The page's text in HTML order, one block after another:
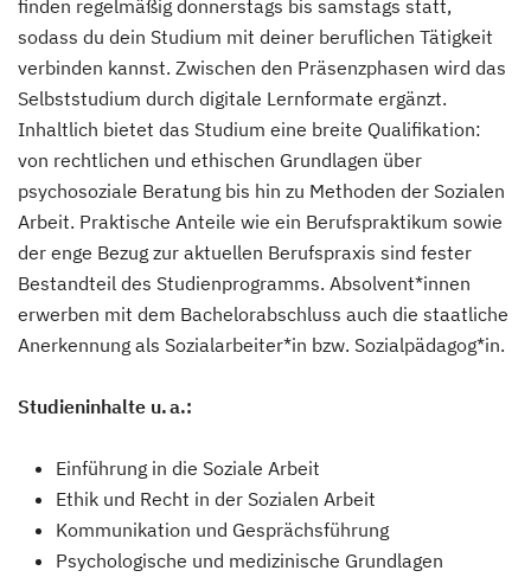
finden regelmäßig donnerstags bis samstags statt,
sodass du dein Studium mit deiner beruflichen Tätigkeit
verbinden kannst. Zwischen den Präsenzphasen wird das
Selbststudium durch digitale Lernformate ergänzt.
Inhaltlich bietet das Studium eine breite Qualifikation:
von rechtlichen und ethischen Grundlagen über
psychosoziale Beratung bis hin zu Methoden der Sozialen
Arbeit. Praktische Anteile wie ein Berufspraktikum sowie
der enge Bezug zur aktuellen Berufspraxis sind fester
Bestandteil des Studienprogramms. Absolvent*innen
erwerben mit dem Bachelorabschluss auch die staatliche
Anerkennung als Sozialarbeiter*in bzw. Sozialpädagog*in.
Studieninhalte u. a.:
Einführung in die Soziale Arbeit
Ethik und Recht in der Sozialen Arbeit
Kommunikation und Gesprächsführung
Psychologische und medizinische Grundlagen